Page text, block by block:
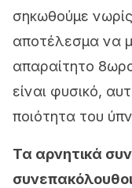
σηκωθούμε
αποτέλεσμα να
απαραίτητο
είναι φυσικό,
ποιότητα του
Τα αρνητικά